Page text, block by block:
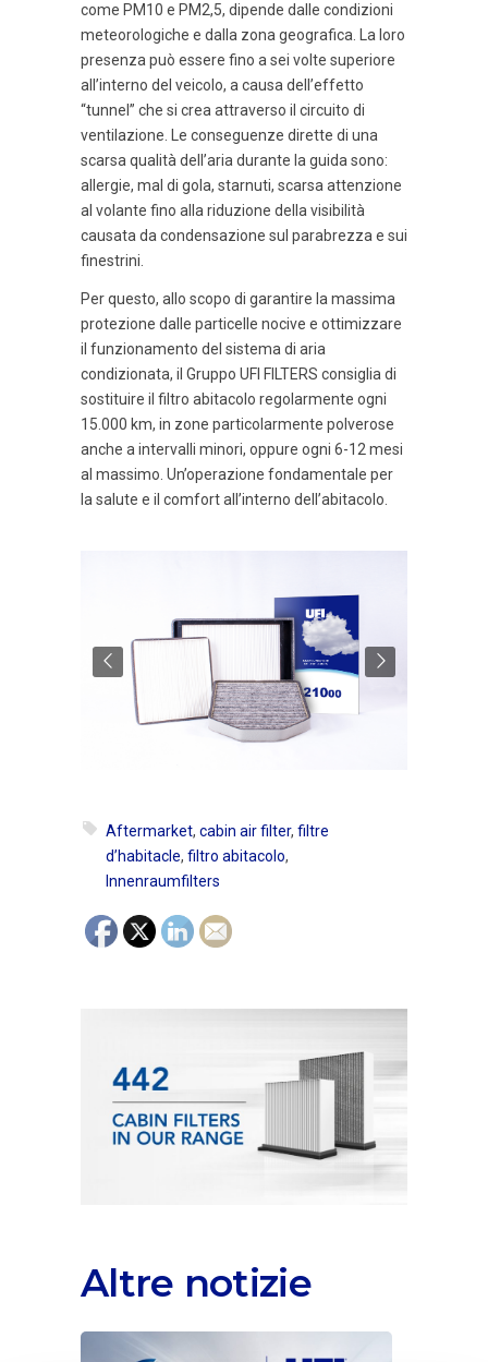
come PM10 e PM2,5, dipende dalle condizioni
meteorologiche e dalla zona geografica. La loro
presenza può essere fino a sei volte superiore
all’interno del veicolo, a causa dell’effetto
“tunnel” che si crea attraverso il circuito di
ventilazione. Le conseguenze dirette di una
scarsa qualità dell’aria durante la guida sono:
allergie, mal di gola, starnuti, scarsa attenzione
al volante fino alla riduzione della visibilità
causata da condensazione sul parabrezza e sui
finestrini.
Per questo, allo scopo di garantire la massima
protezione dalle particelle nocive e ottimizzare
il funzionamento del sistema di aria
condizionata, il Gruppo UFI FILTERS consiglia di
sostituire il filtro abitacolo regolarmente ogni
15.000 km, in zone particolarmente polverose
anche a intervalli minori, oppure ogni 6-12 mesi
al massimo. Un’operazione fondamentale per
la salute e il comfort all’interno dell’abitacolo.
Aftermarket, cabin air filter, filtre
d’habitacle, filtro abitacolo,
Innenraumfilters
Altre notizie